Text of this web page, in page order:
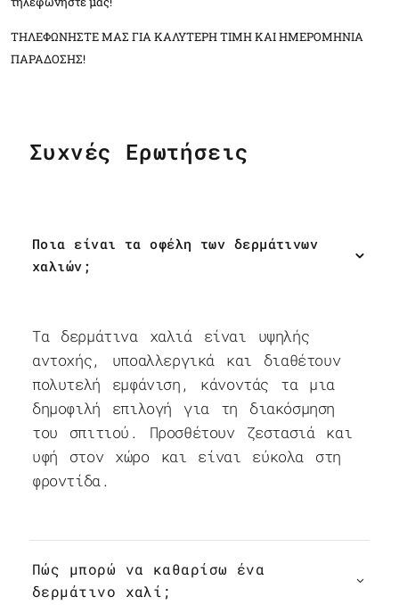
ΤΗΛΕΦΩΝΗΣΤΕ ΜΑΣ ΓΙΑ ΚΑΛΥΤΕΡΗ ΤΙΜΗ ΚΑΙ ΗΜΕΡΟΜΗΝΙΑ
ΠΑΡΑΔΟΣΗΣ!
Συχνές Ερωτήσεις
Ποια είναι τα οφέλη των δερμάτινων
χαλιών;
Τα δερμάτινα χαλιά είναι υψηλής
αντοχής, υποαλλεργικά και διαθέτουν
πολυτελή εμφάνιση, κάνοντάς τα μια
δημοφιλή επιλογή για τη διακόσμηση
του σπιτιού. Προσθέτουν ζεστασιά και
υφή στον χώρο και είναι εύκολα στη
φροντίδα.
Πώς μπορώ να καθαρίσω ένα
δερμάτινο χαλί;